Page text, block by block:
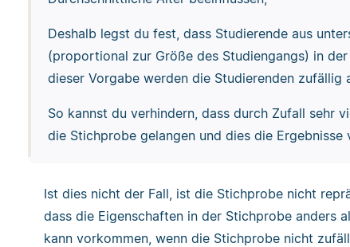
Deshalb legst du fest, dass Studierende aus
(proportional zur Größe des Studiengangs) in
dieser Vorgabe werden die Studierenden zufällig
So kannst du verhindern, dass durch Zufall sehr
die Stichprobe gelangen und dies die Ergebnisse
Ist dies nicht der Fall, ist die Stichprobe nicht
dass die Eigenschaften in der Stichprobe anders
kann vorkommen, wenn die Stichprobe nicht